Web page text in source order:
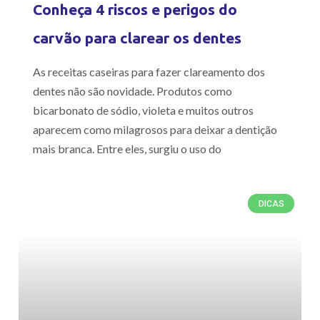
Conheça 4 riscos e perigos do
carvão para clarear os dentes
As receitas caseiras para fazer clareamento dos
dentes não são novidade. Produtos como
bicarbonato de sódio, violeta e muitos outros
aparecem como milagrosos para deixar a dentição
mais branca. Entre eles, surgiu o uso do
DICAS